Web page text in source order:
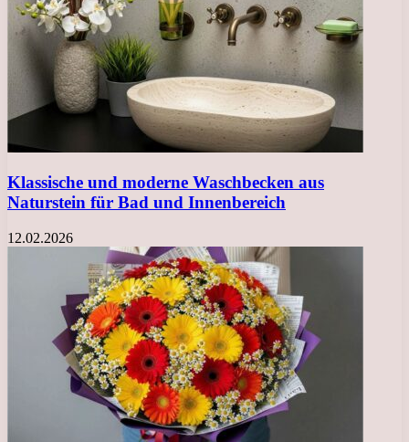
Klassische und moderne Waschbecken aus
Naturstein für Bad und Innenbereich
12.02.2026